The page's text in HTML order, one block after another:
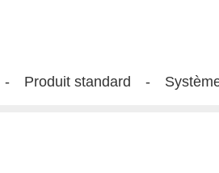
Produit standard